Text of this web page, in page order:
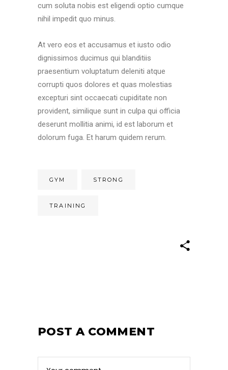
cum soluta nobis est eligendi optio cumque
nihil impedit quo minus.
At vero eos et accusamus et iusto odio
dignissimos ducimus qui blanditiis
praesentium voluptatum deleniti atque
corrupti quos dolores et quas molestias
excepturi sint occaecati cupiditate non
provident, similique sunt in culpa qui officia
deserunt mollitia animi, id est laborum et
dolorum fuga. Et harum quidem rerum.
GYM STRONG
TRAINING
POST A COMMENT